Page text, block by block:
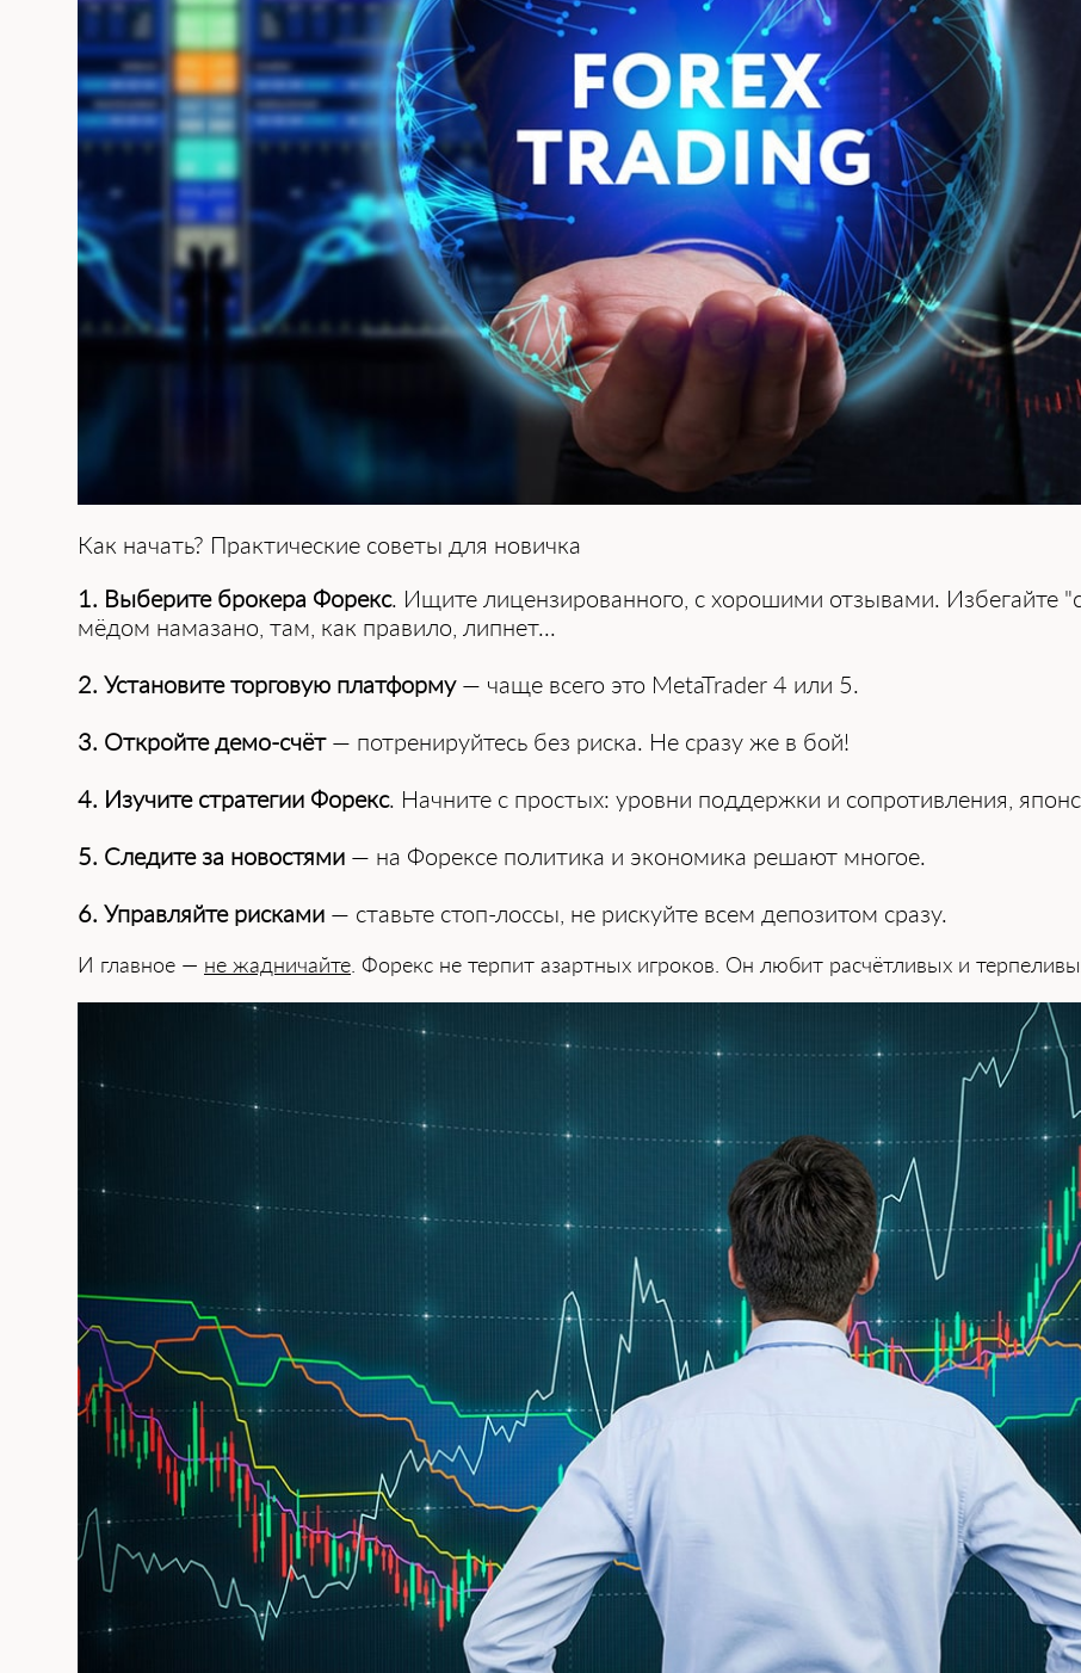
Как начать? Практические советы для новичка
1. Выберите брокера Форекс. Ищите лицензированного, с хорошими отзывами. Избегайте
мёдом намазано, там, как правило, липнет...
2. Установите торговую платформу— чаще всего это MetaTrader 4 или 5.
3. Откройте демо-счёт— потренируйтесь без риска. Не сразу же в бой!
4. Изучите стратегии Форекс. Начните с простых: уровни поддержки и сопротивления,
5. Следите за новостями — на Форексе политика и экономика решают многое.
6. Управляйте рисками — ставьте стоп-лоссы, не рискуйте всем депозитом сразу.
И главное — не жадничайте . Форекс не терпит азартных игроков. Он любит расчётливых и